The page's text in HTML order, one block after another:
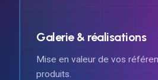
Galerie & réalisations
Mise en valeur de vos
produits.